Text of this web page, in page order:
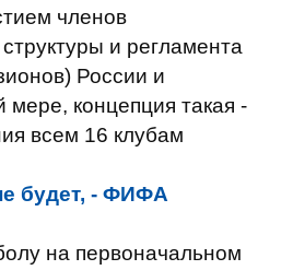
членов
и регламента
России и
мере, концепция такая -
всем 16 клубам
будет, - ФИФА
на первоначальном